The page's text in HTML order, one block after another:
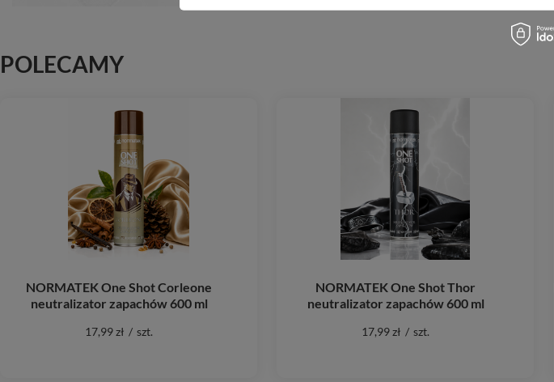
POLECAMY
NORMATEK One Shot Corleone
neutralizator zapachów 600 ml
17,99 zł / szt.
NORMATEK One Shot Thor
neutralizator zapachów 600 ml
17,99 zł / szt.